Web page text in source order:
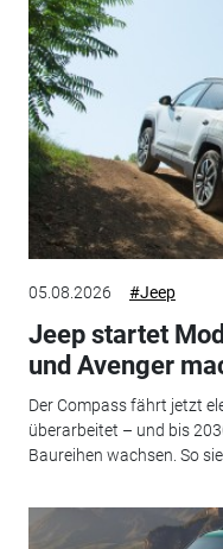
05.08.2026 #Jeep
Jeep startet
und Avenger
Der Compass fährt jetzt
überarbeitet – und bis
Baureihen wachsen. So